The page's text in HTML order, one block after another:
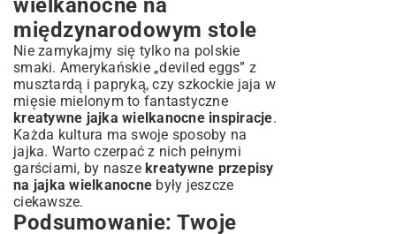
wielkanocne na
międzynarodowym stole
Nie zamykajmy się tylko na polskie
smaki. Amerykańskie „deviled eggs” z
musztardą i papryką, czy szkockie jaja w
mięsie mielonym to fantastyczne
kreatywne jajka wielkanocne inspiracje.
Każda kultura ma swoje sposoby na
jajka. Warto czerpać z nich pełnymi
garściami, by nasze kreatywne przepisy
na jajka wielkanocne były jeszcze
ciekawsze.
Podsumowanie: Twoje